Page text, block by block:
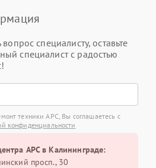
специалисту, оставьте
специалист с радостью
техники APC, Вы соглашаетесь с
конфиденциальности
APC в Калининграде:
просп., 30